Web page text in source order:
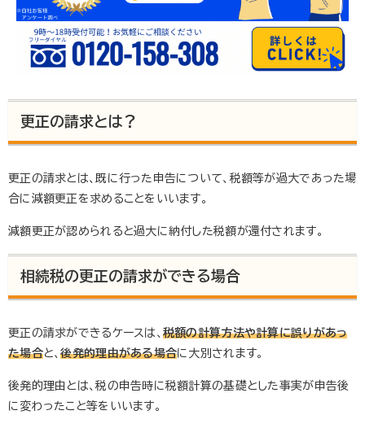
更正の請求とは？
更正の請求とは、既に行った申告について、税額等が過大であった場
合に減額更正を求めることをいいます。
減額更正が認められると過大に納付した税額が還付されます。
相続税の更正の請求ができる場合
更正の請求ができるケースは、 税額の計算方法や計算に誤りがあっ
た場合と、後発的理由がある場合に大別されます。
後発的理由とは、税の申告時に税額計算の基礎とした事実が申告後
に変わったこと等をいいます。